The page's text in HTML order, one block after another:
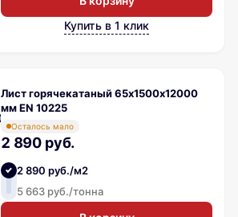
Купить в 1 клик
Лист горячекатаный 65х1500х12000
мм EN 10225
Осталось мало
2 890 руб.
2 890 руб./м2
5 663 руб./тонна